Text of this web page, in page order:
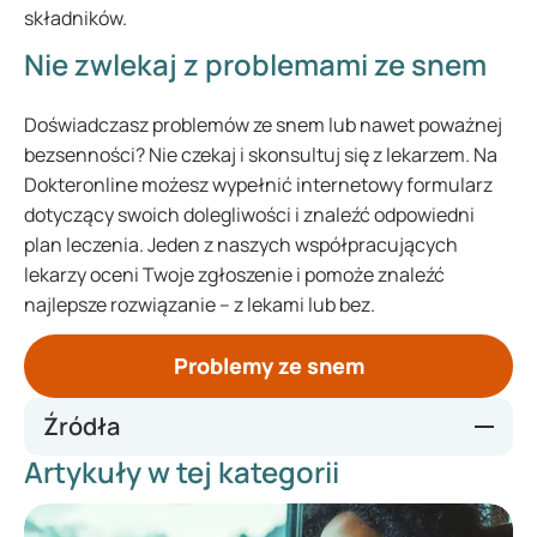
składników.
Nie zwlekaj z problemami ze snem
Doświadczasz problemów ze snem lub nawet poważnej
bezsenności? Nie czekaj i skonsultuj się z lekarzem. Na
Dokteronline możesz wypełnić internetowy formularz
dotyczący swoich dolegliwości i znaleźć odpowiedni
plan leczenia. Jeden z naszych współpracujących
lekarzy oceni Twoje zgłoszenie i pomoże znaleźć
najlepsze rozwiązanie – z lekami lub bez.
Problemy ze snem
Źródła
https://www.apotheek.nl/medicijnen/citalopram
https://richtlijnen.nhg.org/standaarden/slaapproblemen
Artykuły w tej kategorii